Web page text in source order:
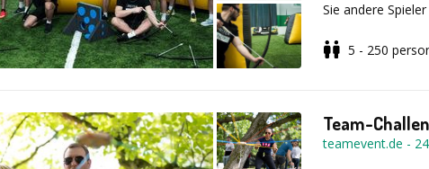
Termin:
(dieses
Sie andere
Gehe in taktische
aufgeregt?
5 - 250
Team-
teamevent.de -